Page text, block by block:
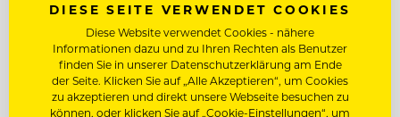
DIESE SEITE VERWENDET COOKIES
Diese Website verwendet Cookies - nähere
Informationen dazu und zu Ihren Rechten als Benutzer
finden Sie in unserer Datenschutzerklärung am Ende
der Seite. Klicken Sie auf „Alle Akzeptieren“, um Cookies
zu akzeptieren und direkt unsere Webseite besuchen zu
können, oder klicken Sie auf „Cookie-Einstellungen“, um